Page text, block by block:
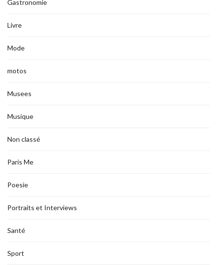
Gastronomie
Livre
Mode
motos
Musees
Musique
Non classé
Paris Me
Poesie
Portraits et Interviews
Santé
Sport